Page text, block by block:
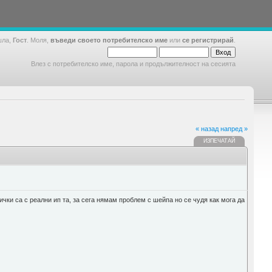
Гост . Моля, въведи своето потребителско име или се регистрирай
Влез с потребителско име, парола и продължителност на сесията
« назад напред »
ИЗПЕЧАТАЙ
са с реални ип та, за сега нямам проблем с шейпа но се чудя как мога да